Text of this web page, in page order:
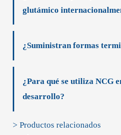
glutámico
¿Suministran formas
¿Para qué se utiliza NCG
desarrollo?
> Productos relacionados